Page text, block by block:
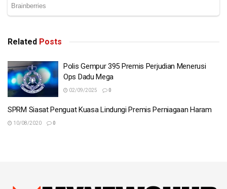
Related Posts
Polis Gempur 395 Premis Perjudian Menerusi
Ops Dadu Mega
02/09/2025 0
SPRM Siasat Penguat Kuasa Lindungi Premis Perniagaan Haram
10/08/2020 0